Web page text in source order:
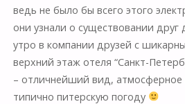
ведь не было бы всего этого
они узнали о существовании друг
утро в компании друзей с
верхний этаж отеля “Санкт-
– отличнейший вид,
типично питерскую погоду